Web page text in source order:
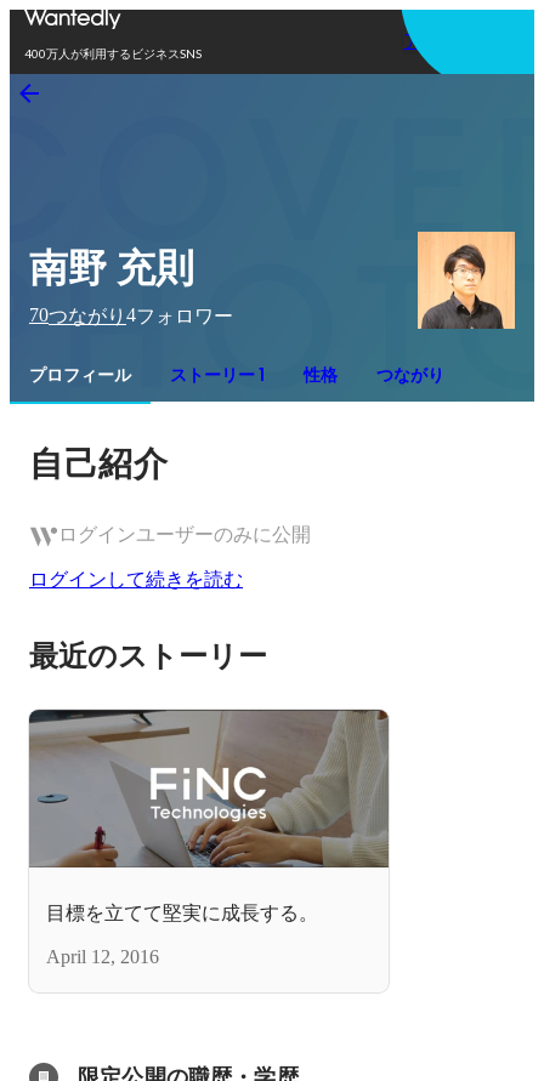
400万人が利用するビジネスSNS
アプリを使う
南野 充則
70つながり 4フォロワー
プロフィール ストーリー 1 性格 つながり
自己紹介
ログインユーザーのみに公開
ログインして続きを読む
最近のストーリー
目標を立てて堅実に成長する。
April 12, 2016